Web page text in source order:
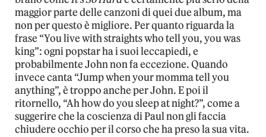
maggior parte delle canzoni di quei due album, ma
non per questo è migliore. Per quanto riguarda la
frase “You live with straights who tell you, you was
king”: ogni popstar ha i suoi leccapiedi, e
probabilmente John non fa eccezione. Quando
invece canta “Jump when your momma tell you
anything”, è troppo anche per John. E poi il
ritornello, “Ah how do you sleep at night?”, come a
suggerire che la coscienza di Paul non gli faccia
chiudere occhio per il corso che ha preso la sua vita.